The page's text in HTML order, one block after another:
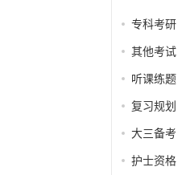
专科考研
其他考试
听课练题
复习规划
大三备考
护士资格